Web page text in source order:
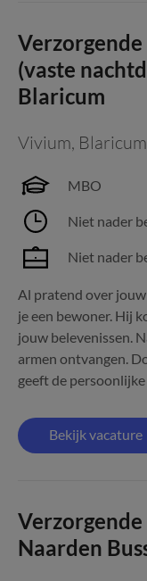
(vaste
Blaricum
Vivium, Blaricum
MBO
Niet nader
Niet nader
Al pratend over
je een bewoner. Hij
jouw belevenissen.
armen ontvangen.
geeft de persoonlijke
Bekijk vacature
Naarden